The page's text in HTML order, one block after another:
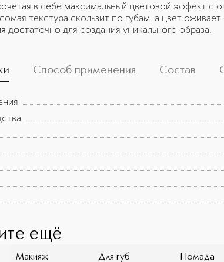
в себе максимальный цветовой эффект с
текстура скользит по губам, а цвет
достаточно для создания уникального образа.
Способ применения Состав
ещё
Макияж Для губ Помада